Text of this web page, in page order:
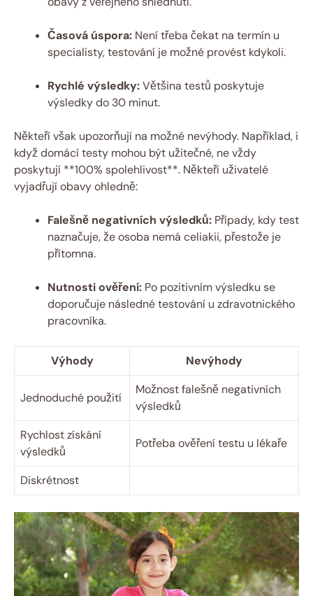
Časová úspora: Není třeba čekat na termín u
specialisty, testování je možné provést kdykoli.
Rychlé výsledky:Většina testů poskytuje
výsledky do 30 minut.
Někteří však upozorňují na možné nevýhody. Například, i
když domácí testy mohou být užitečné, ne vždy
poskytují **100% spolehlivost**. Někteří uživatelé
vyjadřují obavy ohledně:
Falešně negativních výsledků: Případy, kdy test
naznačuje, že osoba nemá celiakii, přestože je
přítomna.
Nutnosti ověření: Po pozitivním výsledku se
doporučuje následné testování u zdravotnického
pracovníka.
Výhody Nevýhody
Jednoduché použití
Možnost falešně negativních
výsledků
Rychlost získání
výsledků
Potřeba ověření testu u lékaře
Diskrétnost